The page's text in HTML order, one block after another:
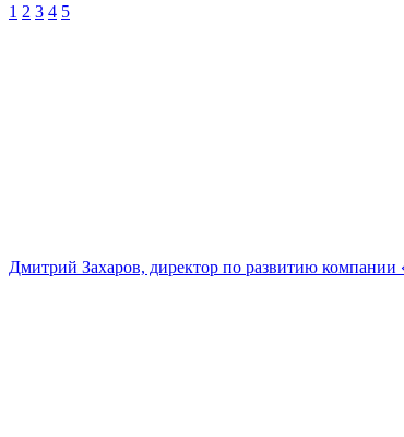
1 2 3 4 5
Дмитрий Захаров, директор по развитию компании